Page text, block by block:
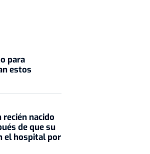
para
estos
nacido
de que su
el hospital por